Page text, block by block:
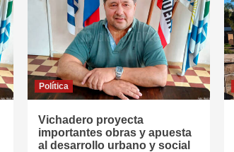
Política
Vichadero proyecta
importantes obras y apuesta
al desarrollo urbano y social